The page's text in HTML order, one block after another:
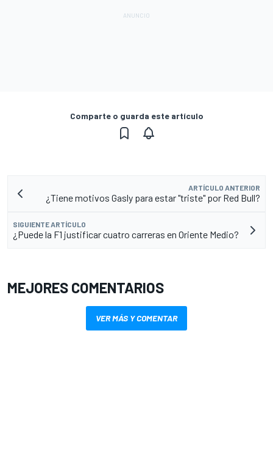
Comparte o guarda este artículo
ARTÍCULO ANTERIOR
¿Tiene motivos Gasly para estar "triste" por Red Bull?
SIGUIENTE ARTÍCULO
¿Puede la F1 justificar cuatro carreras en Oriente Medio?
MEJORES COMENTARIOS
VER MÁS Y COMENTAR